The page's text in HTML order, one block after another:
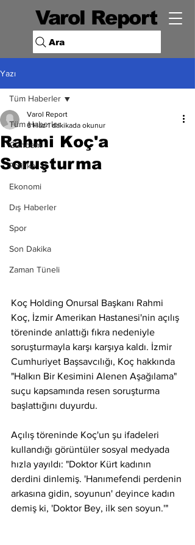
Varol Report
Ara
Yazı
Tüm Haberler
Gündem
Politika
Ekonomi
Dış Haberler
Spor
Son Dakika
Zaman Tüneli
Tüm Haberler
Rahmi Koç'a
Soruşturma
Varol Report
6 Haz 1 dakikada okunur
Koç Holding Onursal Başkanı Rahmi
Koç, İzmir Amerikan Hastanesi'nin açılış
töreninde anlattığı fıkra nedeniyle
soruşturmayla karşı karşıya kaldı. İzmir
Cumhuriyet Başsavcılığı, Koç hakkında
"Halkın Bir Kesimini Alenen Aşağılama"
suçu kapsamında resen soruşturma
başlattığını duyurdu.
Açılış töreninde Koç'un şu ifadeleri
kullandığı görüntüler sosyal medyada
hızla yayıldı: "Doktor Kürt kadının
derdini dinlemiş. 'Hanımefendi perdenin
arkasına gidin, soyunun' deyince kadın
demiş ki, 'Doktor Bey, ilk sen soyun.'"